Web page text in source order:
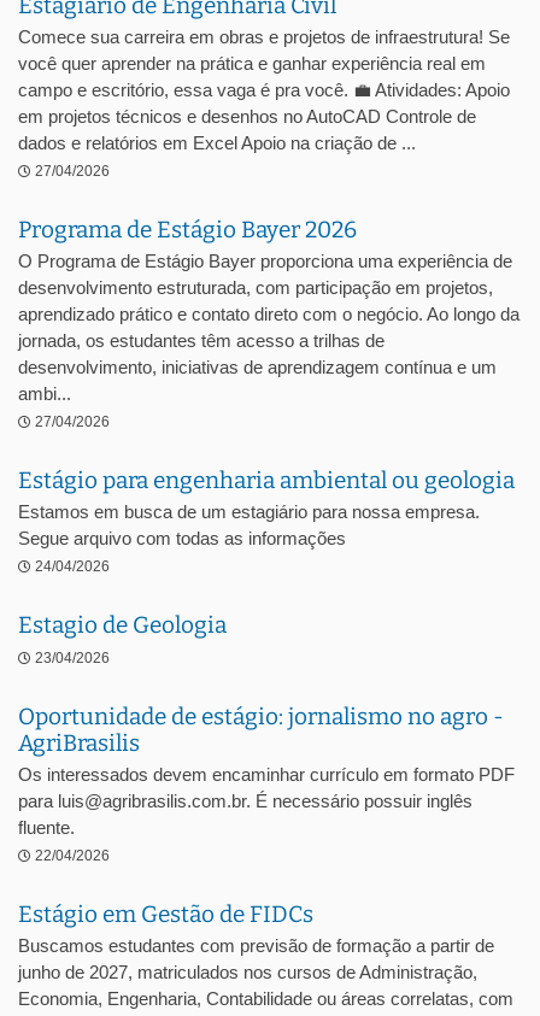
Comece sua carreira em obras e projetos de infraestrutura! Se
você quer aprender na prática e ganhar experiência real em
campo e escritório, essa vaga é pra você. 💼 Atividades: Apoio
em projetos técnicos e desenhos no AutoCAD Controle de
dados e relatórios em Excel Apoio na criação de ...
27/04/2026
Programa de Estágio Bayer 2026
O Programa de Estágio Bayer proporciona uma experiência de
desenvolvimento estruturada, com participação em projetos,
aprendizado prático e contato direto com o negócio. Ao longo da
jornada, os estudantes têm acesso a trilhas de
desenvolvimento, iniciativas de aprendizagem contínua e um
ambi...
27/04/2026
Estágio para engenharia ambiental ou geologia
Estamos em busca de um estagiário para nossa empresa.
Segue arquivo com todas as informações
24/04/2026
Estagio de Geologia
23/04/2026
Oportunidade de estágio: jornalismo no agro -
AgriBrasilis
Os interessados devem encaminhar currículo em formato PDF
para luis@agribrasilis.com.br. É necessário possuir inglês
fluente.
22/04/2026
Estágio em Gestão de FIDCs
Buscamos estudantes com previsão de formação a partir de
junho de 2027, matriculados nos cursos de Administração,
Economia, Engenharia, Contabilidade ou áreas correlatas, com